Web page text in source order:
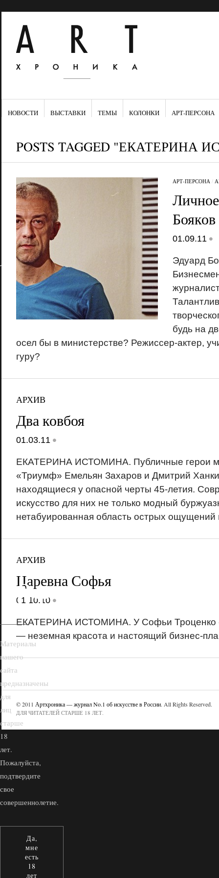
НОВОСТИ ВЫСТАВКИ ТЕМЫ КОЛОНКИ АРТ-ПЕРСОНА
POSTS TAGGED "ЕКАТЕРИНА
АРТ-ПЕРСОНА/
Бояков
01.09.11 •
Эдуард
будь на
осел бы в министерстве? Режиссер-актер,
гуру?
АРХИВ
Два ковбоя
01.03.11 •
ЕКАТЕРИНА ИСТОМИНА. Публичные герои
«Триумф» Емельян Захаров и Дмитрий
находящиеся у опасной черты 45-летия.
искусство для них не только модный
нетабуированная область острых ощущений
АРХИВ
Царевна Софья
01.10.10 •
ЕКАТЕРИНА ИСТОМИНА. У Софьи Троценко
— неземная красота и настоящий бизнес-
© 2011 Артхроника — журнал No.1 об искусстве в России. All Rights Reserved.
ДЛЯ ЧИТАТЕЛЕЙ СТАРШЕ 18 ЛЕТ.
18+
Материалы
нашего
сайта
предназначены
для
лиц
старше
18
лет.
Пожалуйста,
подтвердите
свое
совершеннолетие.
Да,
мне
есть
18
лет